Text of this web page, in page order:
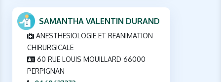
SAMANTHA VALENTIN DURAND
ANESTHESIOLOGIE ET REANIMATION
CHIRURGICALE
60 RUE LOUIS MOUILLARD 66000
PERPIGNAN